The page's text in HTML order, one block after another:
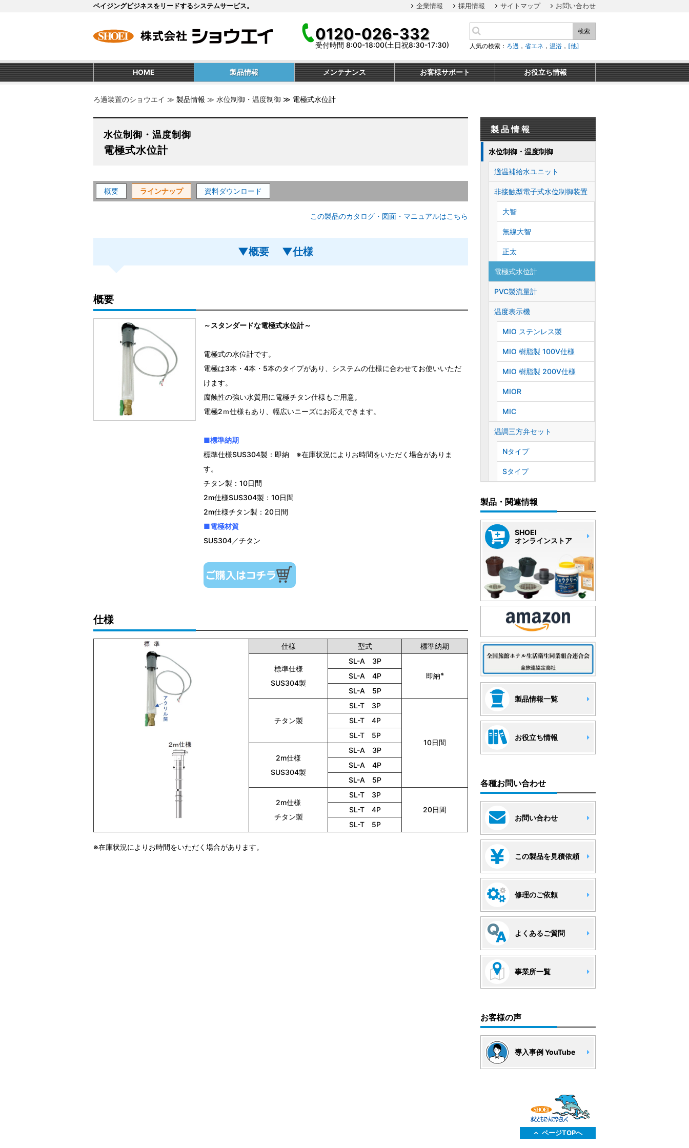
ベイジングビジネスをリードするシステムサービス。 企業情報 採用情報 サイトマップ お問い合わせ
0120-026-332
受付時間 8:00-18:00(土日祝8:30-17:30)
検索
人気の検索： ろ過 ， 省エネ ， 温浴 ， [他]
HOME 製品情報 メンテナンス お客様サポート お役立ち情報
ろ過装置のショウエイ ≫ 製品情報 ≫ 水位制御・温度制御 ≫ 電極式水位計
水位制御・温度制御
電極式水位計
概要 ラインナップ 資料ダウンロード
この製品のカタログ・図面・マニュアルはこちら
▼概要 ▼仕様
概要
～スタンダードな電極式水位計～
電極式の水位計です。
電極は3本・4本・5本のタイプがあり、システムの仕様に合わせてお使いいただ
けます。
腐蝕性の強い水質用に電極チタン仕様もご用意。
電極2ｍ仕様もあり、幅広いニーズにお応えできます。
■標準納期
標準仕様SUS304製：即納 ※在庫状況によりお時間をいただく場合がありま
す。
チタン製：10日間
2m仕様SUS304製：10日間
2m仕様チタン製：20日間
■電極材質
SUS304／チタン
仕様
仕様 型式 標準納期
標準仕様
SUS304製
SL-A 3P
即納※
SL-A 4P
SL-A 5P
チタン製
SL-T 3P
10日間
SL-T 4P
SL-T 5P
2m仕様
SUS304製
SL-A 3P
SL-A 4P
SL-A 5P
2m仕様
チタン製
SL-T 3P
20日間
SL-T 4P
SL-T 5P
※在庫状況によりお時間をいただく場合があります。
製品情報
水位制御・温度制御
適温補給水ユニット
非接触型電子式水位制御装置
大智
無線大智
正太
電極式水位計
PVC製流量計
温度表示機
MIO ステンレス製
MIO 樹脂製 100V仕様
MIO 樹脂製 200V仕様
MIOR
MIC
温調三方弁セット
Nタイプ
Sタイプ
製品・関連情報
SHOEI
オンラインストア
製品情報一覧
お役立ち情報
各種お問い合わせ
お問い合わせ
この製品を見積依頼
修理のご依頼
よくあるご質問
事業所一覧
お客様の声
導入事例 YouTube
ページTOPへ